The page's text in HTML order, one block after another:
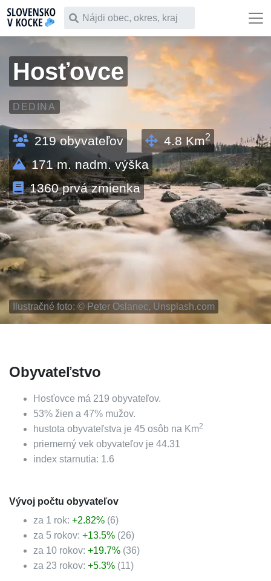
Čo chceš vyhľadať
Hosťovce
DEDINA
219obyvateľov 4.8 Km2
171m. nadm. výška
1360prvá zmienka
Ilustračné foto: © Peter Oslanec, Unsplash.com
Obyvateľstvo
Hosťovce má 219 obyvateľov.
53% žien a 47% mužov.
hustota obyvateľstva je 45 osôb na Km2
priemerný vek obyvateľov je 44.31
index starnutia: 1.6
Vývoj počtu obyvateľov
za 1 rok: +2.82% (6)
za 5 rokov: +13.5% (26)
za 10 rokov: +19.7% (36)
za 23 rokov: +5.3% (11)